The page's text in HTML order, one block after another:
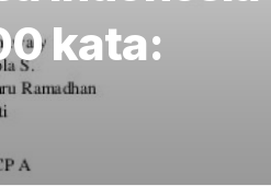
kata: